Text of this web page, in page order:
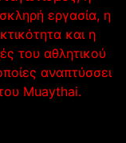
εργασία, η
και η
του αθλητικού
αναπτύσσει
Muaythai.